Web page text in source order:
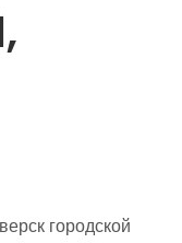
городской